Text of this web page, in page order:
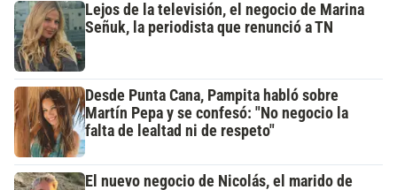
Lejos de la televisión, el negocio de Marina
Señuk, la periodista que renunció a TN
Desde Punta Cana, Pampita habló sobre
Martín Pepa y se confesó: "No negocio la
falta de lealtad ni de respeto"
El nuevo negocio de Nicolás, el marido de